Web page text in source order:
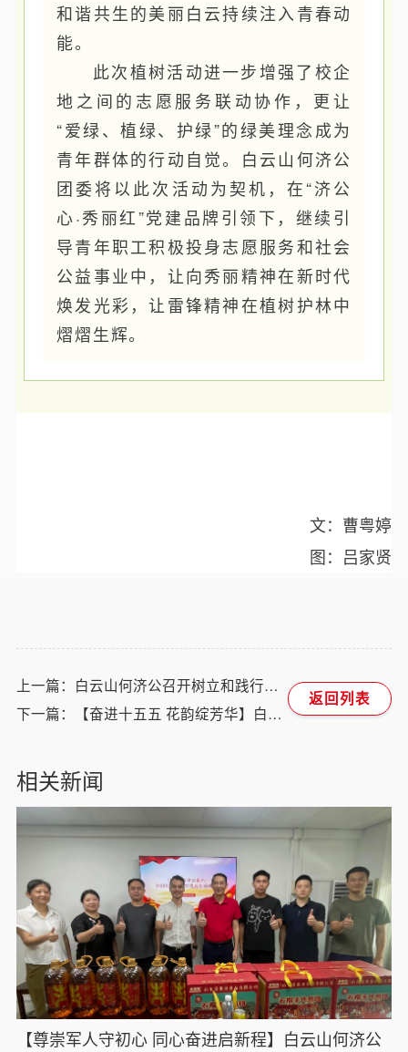
和谐共生的美丽白云持续注入青春动
能。
此次植树活动进一步增强了校企
地之间的志愿服务联动协作，更让
“爱绿、植绿、护绿”的绿美理念成为
青年群体的行动自觉。白云山何济公
团委将以此次活动为契机，在“济公
心·秀丽红”党建品牌引领下，继续引
导青年职工积极投身志愿服务和社会
公益事业中，让向秀丽精神在新时代
焕发光彩，让雷锋精神在植树护林中
熠熠生辉。
文：曹粤婷
图：吕家贤
上一篇：白云山何济公召开树立和践行正确政绩观学习教育动员部署会
下一篇：【奋进十五五 花韵绽芳华】白云山何济公工会开展庆“三八”职工插花活动
返回列表
相关新闻
【尊崇军人守初心 同心奋进启新程】白云山何济公